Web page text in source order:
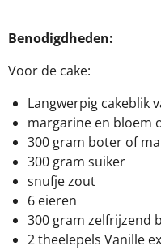
Benodigdheden:
Voor de cake:
Langwerpig cakeblik
margarine en bloem
300 gram boter of
300 gram suiker
snufje zout
6 eieren
300 gram zelfrijzend
2 theelepels Vanille